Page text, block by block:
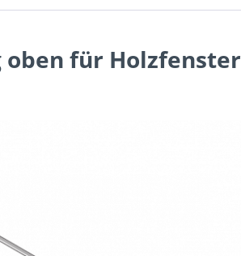
oben für Holzfenster